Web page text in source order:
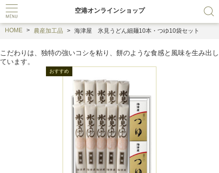
空港オンラインショップ
HOME 農産加工品 海津屋 氷見うどん細麺10本・つゆ10袋セット
こだわりは、独特の強いコシを粘り、餅のような食感と風味を生み出し
ています。